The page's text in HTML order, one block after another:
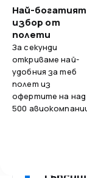
Най-богатият
избор от
полети
За секунди
откриваме най-
удобния за теб
полет из
офертите на над
500